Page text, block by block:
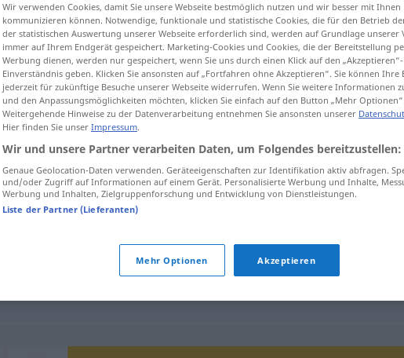
antippen)
ulak
özelulak
Wir verwenden Cookies, damit Sie unsere Webseite bestmöglich nutzen und wir besser mit Ihnen
kommunizieren können. Notwendige, funktionale und statistische Cookies, die für den Betrieb
der statistischen Auswertung unserer Webseite erforderlich sind, werden auf Grundlage unserer
immer auf Ihrem Endgerät gespeichert. Marketing-Cookies und Cookies, die der Bereitstellung
Werbung dienen, werden nur gespeichert, wenn Sie uns durch einen Klick auf den
Einverständnis geben. Klicken Sie ansonsten auf „Fortfahren ohne Akzeptieren“. Sie können
jederzeit für zukünftige Besuche unserer Webseite widerrufen. Wenn Sie weitere Informationen
und den Anpassungsmöglichkeiten möchten, klicken Sie einfach auf den Button „Mehr
Weitergehende Hinweise zu der Datenverarbeitung entnehmen Sie ansonsten unserer
Hier finden Sie unser Impressum.
Wir und unsere Partner verarbeiten Daten, um Folgendes bereitzustellen:
Genaue Geolocation-Daten verwenden. Geräteeigenschaften zur Identifikation aktiv abfragen.
und/oder Zugriff auf Informationen auf einem Gerät. Personalisierte Werbung und Inhalte,
Werbung und Inhalten, Zielgruppenforschung und Entwicklung von Dienstleistungen.
Liste der Partner (Lieferanten)
Mehr Optionen Akzeptieren